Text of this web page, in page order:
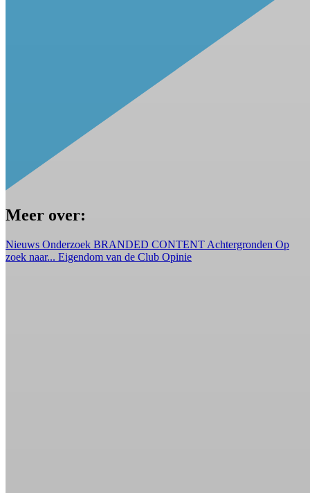
Meer over:
Nieuws Onderzoek BRANDED CONTENT Achtergronden Op
zoek naar... Eigendom van de Club Opinie